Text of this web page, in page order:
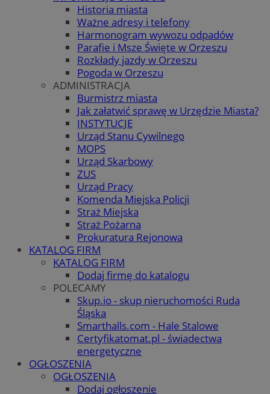
Historia miasta
Ważne adresy i telefony
Harmonogram wywozu odpadów
Parafie i Msze Święte w Orzeszu
Rozkłady jazdy w Orzeszu
Pogoda w Orzeszu
ADMINISTRACJA
Burmistrz miasta
Jak załatwić sprawę w Urzędzie Miasta?
INSTYTUCJE
Urząd Stanu Cywilnego
MOPS
Urząd Skarbowy
ZUS
Urząd Pracy
Komenda Miejska Policji
Straż Miejska
Straż Pożarna
Prokuratura Rejonowa
KATALOG FIRM
KATALOG FIRM
Dodaj firmę do katalogu
POLECAMY
Skup.io - skup nieruchomości Ruda
Śląska
Smarthalls.com - Hale Stalowe
Certyfikatomat.pl - świadectwa
energetyczne
OGŁOSZENIA
OGŁOSZENIA
Dodaj ogłoszenie